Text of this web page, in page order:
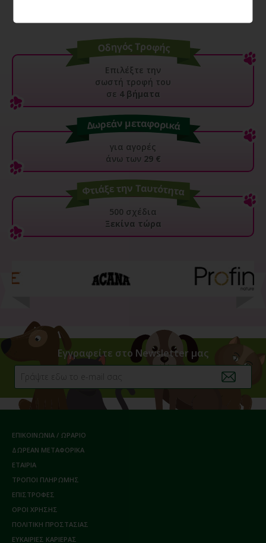
Επιλέξτε την
σωστή τροφή του
σε 4 βήματα
για αγορές
άνω των 29 €
500 σχέδια
Ξεκίνα τώρα
Εγγραφείτε στο Newsletter μας
ΕΠΙΚΟΙΝΩΝΙΑ / ΩΡΑΡΙΟ
ΔΩΡΕΑΝ ΜΕΤΑΦΟΡΙΚΑ
ΕΤΑΙΡΙΑ
ΤΡΟΠΟΙ ΠΛΗΡΩΜΗΣ
ΕΠΙΣΤΡΟΦΕΣ
ΟΡΟΙ ΧΡΗΣΗΣ
ΠΟΛΙΤΙΚΗ ΠΡΟΣΤΑΣΙΑΣ
ΕΥΚΑΙΡΙΕΣ ΚΑΡΙΕΡΑΣ